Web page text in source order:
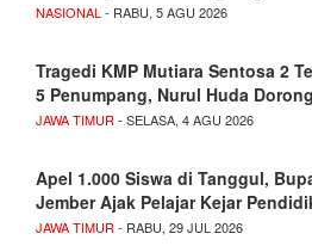
NASIONAL - RABU, 5 AGU 2026
Tragedi KMP Mutiara Sentosa 2
5 Penumpang, Nurul Huda
JAWA TIMUR - SELASA, 4 AGU 2026
Apel 1.000 Siswa di Tanggul,
Jember Ajak Pelajar Kejar
JAWA TIMUR - RABU, 29 JUL 2026